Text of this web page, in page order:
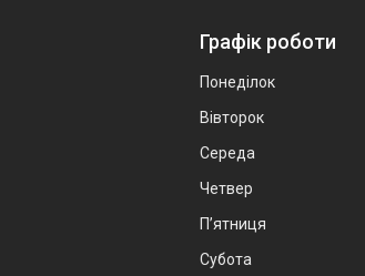
Графік роботи
Понеділок
Вівторок
Середа
Четвер
Пʼятниця
Субота